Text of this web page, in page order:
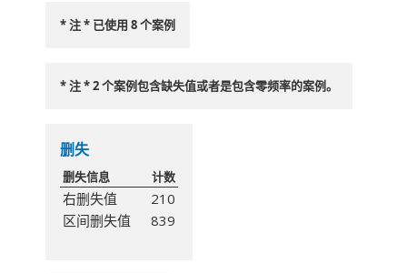
* 注 * 已使用 8 个案例
* 注 * 2 个案例包含缺失值或者是包含零频率的案例。
删失
删失信息 计数
右删失值
210
区间删失值
839